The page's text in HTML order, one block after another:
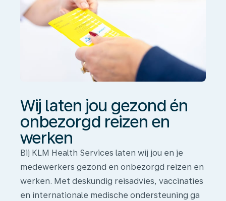
werken
Wij laten jou gezond én
onbezorgd reizen en
werken
Bij KLM Health Services laten wij jou en je
medewerkers gezond en onbezorgd reizen en
werken. Met deskundig reisadvies, vaccinaties
en internationale medische ondersteuning ga